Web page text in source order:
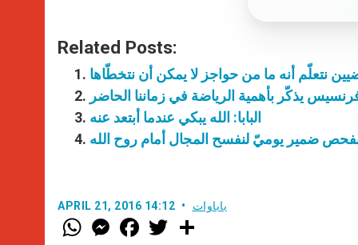
Related Posts:
نتعلّم أنه ما من حواجز لا يمكن أن نتخطّاها
فرنسيس يذكّر بأهمية الرياضة في زماننا الحاضر
البابا: الله يبكي عندما أبتعد عنه
بفحص ضمير يوميّ لنفسح المجال أمام روح الله
APRIL 21, 2016 14:12 باباوات
W
h
M
e
F
a w